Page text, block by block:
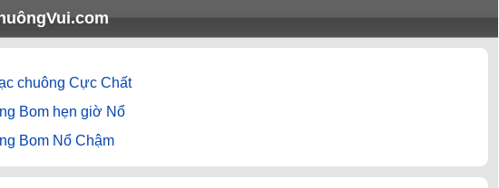
chuông Cực Chất
Bom hẹn giờ Nổ
Bom Nổ Chậm